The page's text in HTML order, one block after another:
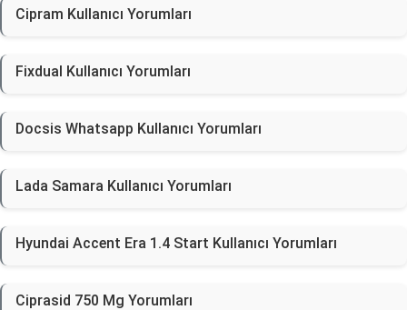
Cipram Kullanıcı Yorumları
Fixdual Kullanıcı Yorumları
Docsis Whatsapp Kullanıcı Yorumları
Lada Samara Kullanıcı Yorumları
Hyundai Accent Era 1.4 Start Kullanıcı Yorumları
Ciprasid 750 Mg Yorumları